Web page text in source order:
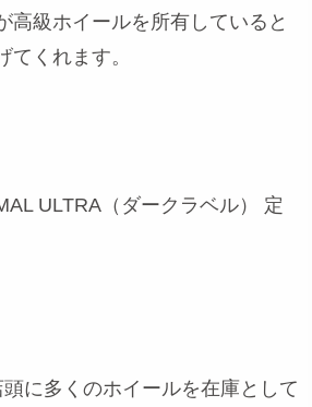
高級ホイールを所有していると
てくれます。
ULTRA（ダークラベル） 定
に多くのホイールを在庫として